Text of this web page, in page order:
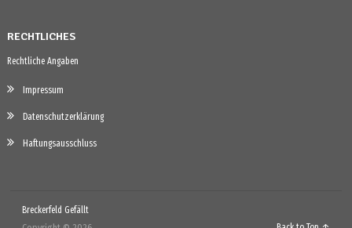
RECHTLICHES
Rechtliche Angaben
Impressum
Datenschutzerklärung
Haftungsausschluss
Breckerfeld Gefällt